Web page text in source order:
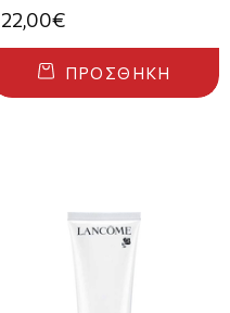
22,00€
ΠΡΟΣΘΉΚΗ